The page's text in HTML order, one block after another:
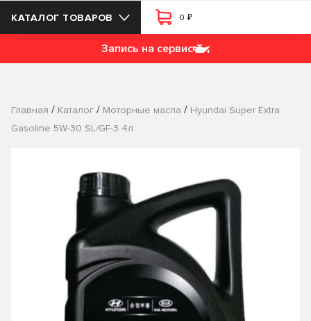
КАТАЛОГ ТОВАРОВ 0 ₽
Запись на сервис
Главная / Каталог / Моторные масла / Hyundai Super Extra
Gasoline 5W-30 SL/GF-3 4л